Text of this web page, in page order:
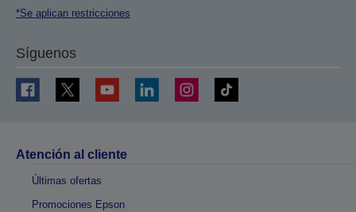
*Se aplican restricciones
Síguenos
Atención al cliente
Últimas ofertas
Promociones Epson